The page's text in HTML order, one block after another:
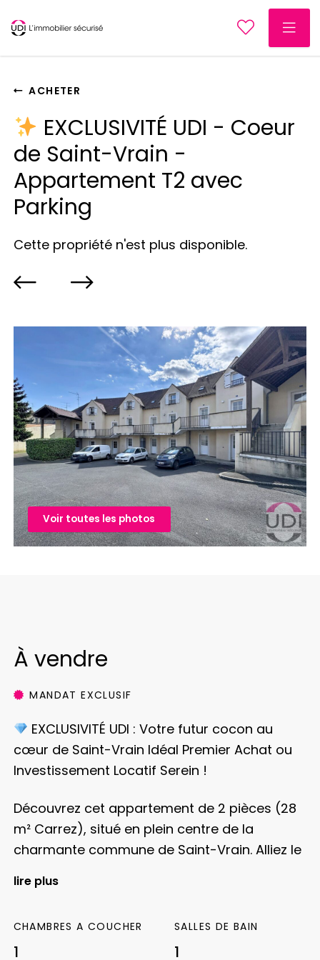
ACHETER
EXCLUSIVITÉ UDI - Coeur
de Saint-Vrain -
Appartement T2 avec
Parking
Cette propriété n'est plus disponible.
Voir toutes les photos
À vendre
MANDAT EXCLUSIF
EXCLUSIVITÉ UDI : Votre futur cocon au
cœur de Saint-Vrain Idéal Premier Achat ou
Investissement Locatif Serein !
Découvrez cet appartement de 2 pièces (28
m² Carrez), situé en plein centre de la
charmante commune de Saint-Vrain. Alliez le
d’une vie citadine où tout se fait à pied.
Les points forts de ce bien :Agencement
optimisé : Une entrée accueillante ouvrant
lire plus
CHAMBRES A COUCHER
1
SALLES DE BAIN
1